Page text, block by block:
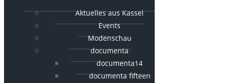
Aktuelles aus Kassel
Events
Modenschau
documenta
documenta14
documenta fifteen